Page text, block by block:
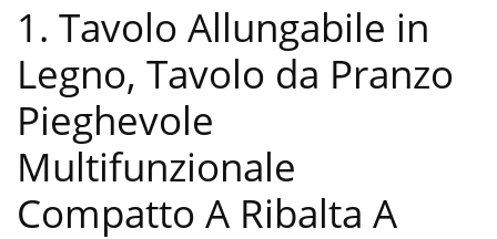
1. Tavolo Allungabile in
Legno, Tavolo da Pranzo
Pieghevole
Multifunzionale
Compatto A Ribalta A